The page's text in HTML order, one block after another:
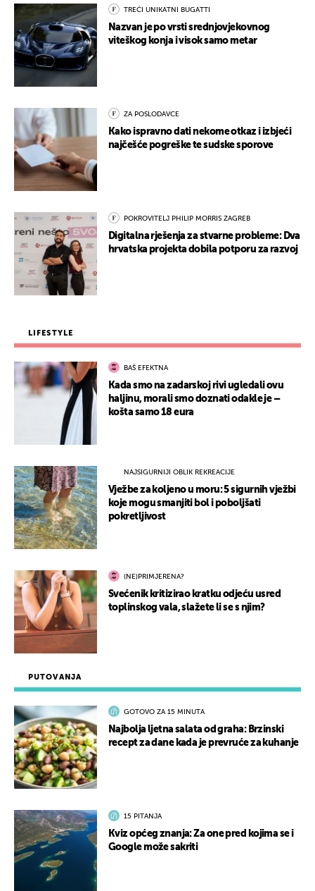
PUTOVANJA
GOTOVO ZA 15 MINUTA
Najbolja ljetna salata od graha: Brzinski
recept za dane kada je prevruće za kuhanje
15 PITANJA
Kviz općeg znanja: Za one pred kojima se i
Google može sakriti
TREĆI UNIKATNI BUGATTI
Nazvan je po vrsti srednjovjekovnog
viteškog konja i visok samo metar
ZA POSLODAVCE
Kako ispravno dati nekome otkaz i izbjeći
najčešće pogreške te sudske sporove
POKROVITELJ PHILIP MORRIS ZAGREB
Digitalna rješenja za stvarne probleme: Dva
hrvatska projekta dobila potporu za razvoj
LIFESTYLE
BAŠ EFEKTNA
Kada smo na zadarskoj rivi ugledali ovu
haljinu, morali smo doznati odakle je –
košta samo 18 eura
NAJSIGURNIJI OBLIK REKREACIJE
Vježbe za koljeno u moru: 5 sigurnih vježbi
koje mogu smanjiti bol i poboljšati
pokretljivost
(NE)PRIMJERENA?
Svećenik kritizirao kratku odjeću usred
toplinskog vala, slažete li se s njim?